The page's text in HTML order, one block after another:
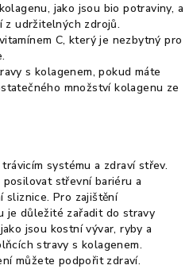
jako jsou bio potraviny, a
z udržitelných zdrojů.
C, který je nezbytný pro
s kolagenem, pokud máte
množství kolagenu ze
systému a zdraví střev.
střevní bariéru a
sliznice. Pro zajištění
je důležité zařadit do stravy
jsou kostní vývar, ryby a
stravy s kolagenem.
můžete podpořit zdraví.